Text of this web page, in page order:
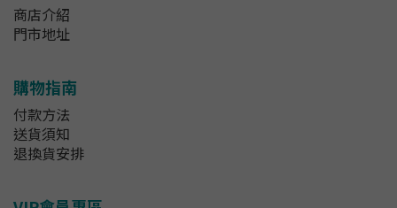
商店介紹
門市地址
購物指南
付款方法
送貨須知
退換貨安排